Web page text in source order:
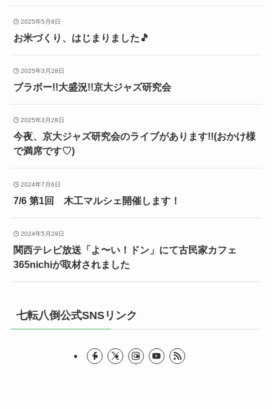
2025年5月8日
お米づくり、はじまりました🎵
2025年3月28日
ブラボー!!大盛況!!京大ジャズ研究会
2025年3月28日
今夜、京大ジャズ研究会のライブがあります!!(おかけ様
で満席です♡)
2024年7月6日
7/6 第1回 木工マルシェ開催します！
2024年5月29日
関西テレビ放送「よ〜い！ドン」にて古民家カフェ
365nichiが取材されました
七転八倒公式SNSリンク